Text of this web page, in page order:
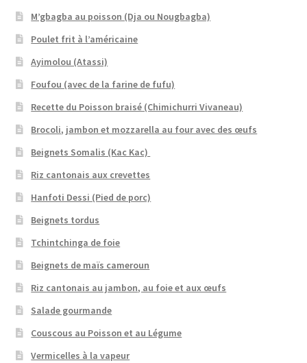
M’gbagba au poisson (Dja ou Nougbagba)
Poulet frit à l’américaine
Ayimolou (Atassi)
Foufou (avec de la farine de fufu)
Recette du Poisson braisé (Chimichurri Vivaneau)
Brocoli, jambon et mozzarella au four avec des œufs
Beignets Somalis (Kac Kac)
Riz cantonais aux crevettes
Hanfoti Dessi (Pied de porc)
Beignets tordus
Tchintchinga de foie
Beignets de maïs cameroun
Riz cantonais au jambon, au foie et aux œufs
Salade gourmande
Couscous au Poisson et au Légume
Vermicelles à la vapeur